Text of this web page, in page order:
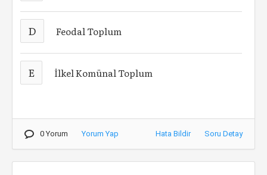
D Feodal Toplum
E İlkel Komünal Toplum
0 Yorum Yorum Yap Hata Bildir Soru Detay